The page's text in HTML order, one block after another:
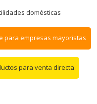
domésticas
para empresas mayoristas
para venta directa